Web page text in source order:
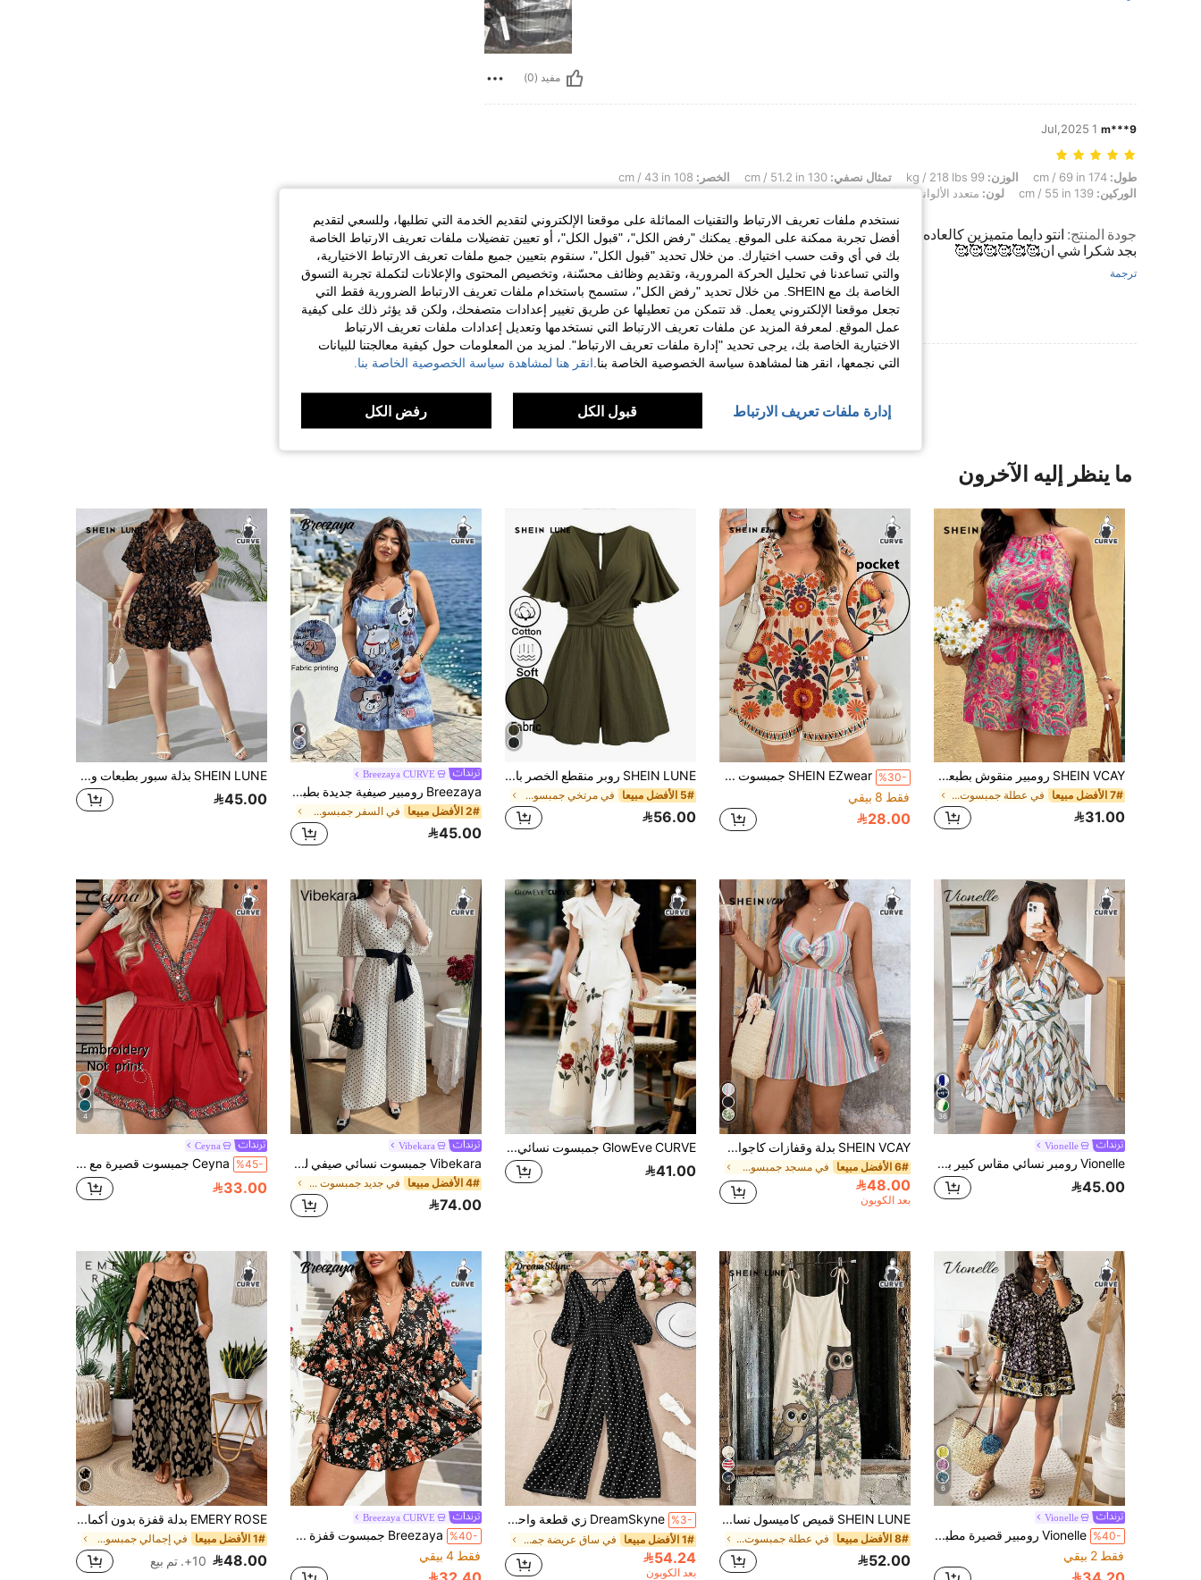
مفيد (0)
m***9
1 Jul,2025
طول: 174 cm / 69 in, الوزن: 99 kg / 218 lbs, تمثال نصفي: 130 cm / 51.2 in, الخصر: 108 cm / 43 in, الوركين: 139 cm / 55 in, لون: متعدد الألوان, مقاس: 1XL
طول: الوزن: تمثال نصفي: الخصر:
الوركين:
لون: متعدد الألوان
جودة المنتج: انتو دايما متميزين كالعاده طبعا ♥️♥️ودايما كل حاجة بجبها من عندكو تحفه وتجنن بجد 💙💙💙💙💙💙💙
بجد شكرا شي ان🥰🥰🥰🥰🥰🥰
ترجمة
مفيد (0)
عرض المزيد من المراجعات
ما ينظر إليه الآخرون
SHEIN VCAY رومبير منقوش بطبعة الزهور فضفاض مناسب للمرأة البدينة، مناسب لارتداءه أثناء الاحتفالات والعطلات والإجازات وأوقات الاسترخاء والرومانسيات، ملابس نسائية على الطراز البوهيمي مناسبة للشاطئ
7# الأفضل مبيعا في عطلة جمبسوت وبدلات الجسم بمقاسات كبيرة
31.00
%30-
SHEIN EZwear جمبسوت قفزة مطبوعة بزهور صغيرة مع ربطة عقدة للنساء ذوات الحجم الكبير، طراز عطلة صيفية، ملابس عيد الحب
فقط 8 بيقي
28.00
SHEIN LUNE روبر منقطع الخصر باللون الصلب المقاس الكبير ، كاجوال صيفي
5# الأفضل مبيعا في مرتخي جمبسوت وبدلات الجسم بمقاسات كبيرة
56.00
Breezaya CURVE
Breezaya رومبير صيفية جديدة بطبعات حيوانات كرتونية للمقاسات الكبيرة، رومبير فضفاضة مريحة للشاطئ والعطلات، عصرية ومنحفة، مناسبة للعطلات الريفية والشاطئية
2# الأفضل مبيعا في السفر جمبسوت وبدلات الجسم بمقاسات كبيرة
45.00
SHEIN LUNE بذلة سبور بطبعات ورود للمقاسات الكبيرة
45.00
36
Vionelle
Vionelle رومبر نسائي مقاس كبير بطبعة زهور وكشكشة وأكمام قصيرة، كاجوال متعدد الاستخدامات، للربيع/الصيف
45.00
SHEIN VCAY بدلة وقفازات كاجوال من المقاس الكبير ذات تصميم كتل اللون والخطوط والفتحات، رومبير بدلة قطعة واحدة أنيقة للنساء لموسم الصيف والأعياد الربيعية والمهرجانات والحفلات البحرية والخريجات وحفلات الزفاف وحفلات البوهيمي والريف
6# الأفضل مبيعا في مسجد جمبسوت وبدلات الجسم بمقاسات كبيرة
48.00
بعد الكوبون
GlowEve CURVE جمبسوت نسائي بياقة وأكمام رفرفة، ساق واسعة، تصميم خصر مشدود - أسلوب كاجوال للعطلات، مناسب للعمل والشاطئ والمواعدة والحفلات واحتفالات العطلات وحفلات أعياد الميلاد. جمبسوت نسائي، جمبسوت أنيق، جمبسوت بطبعة زهرية، جمبسوت للعطلات، جمبسوت طويل، جمبسوت بساق واسعة
41.00
Vibekara
Vibekara جمبسوت نسائي صيفي للربيع والصيف للعطلات، بتصميم حلو وأنيق من قماش منقط، بفتحة جانبية وأكمام مكشكشة وياقة V وخصر مشدود وحافة واسعة، مع حزام فيونكة برباط على الطراز الفرنسي
4# الأفضل مبيعا في جديد جمبسوت مقاسات كبيرة
74.00
4
Ceyna
%45- Ceyna جمبسوت قصيرة مع ربطة خصر وفيونكة، قصة رقبة على شكل V وأكمام ثلاثة أرباع، تطريز دانتيل، طراز أنيق وكلاسيكي، مناسبة للمقاسات الكبيرة
33.00
6
Vionelle
%40-
Vionelle رومبير قصيرة مطبوعة بزهور ملونة للنساء ذوات الحجم الكبير للاستخدام اليومي والعطلات
فقط 2 بيقي
4
SHEIN LUNE قميص كاميسول نسائي مطبوع بصور البوم رومانسي وكاجوال، متعدد الاستخدامات لبداية الصيف، مناسب للبدلة الأنيقة
8# الأفضل مبيعا في عطلة جمبسوت وبدلات الجسم بمقاسات كبيرة
52.00
%3- DreamSkyne زي قطعة واحدة برقع كبير الحجم، ذو طراز بسيط وعصري، مناسب للصيف
1# الأفضل مبيعا في ساق عريضة جمبسوت وبدلات الجسم بمقاسات كبيرة
54.24
بعد الكوبون
Breezaya CURVE
%40-
Breezaya جمبسوت قفزة فضفاضة كاجوال مطبوعة بطراز زهري كلاسيكي مقاس كبير
فقط 4 بيقي
EMERY ROSE بدلة قفزة بدون أكمام مطبوعة بنمط علوي كاسوال مقاس كبير بظهر مكشوف
1# الأفضل مبيعا في إجمالي جمبسوت وبدلات الجسم بمقاسات كبيرة
48.00 10+. تم بيع
نستخدم ملفات تعريف الارتباط والتقنيات المماثلة على موقعنا الإلكتروني لتقديم الخدمة التي تطلبها، وللسعي لتقديم
أفضل تجربة ممكنة على الموقع. يمكنك "رفض الكل"، "قبول الكل"، أو تعيين تفضيلات ملفات تعريف الارتباط الخاصة
بك في أي وقت حسب اختيارك. من خلال تحديد "قبول الكل"، سنقوم بتعيين جميع ملفات تعريف الارتباط الاختيارية،
والتي تساعدنا في تحليل الحركة المرورية، وتقديم وظائف محسّنة، وتخصيص المحتوى والإعلانات لتكملة تجربة التسوق
الخاصة بك مع SHEIN. من خلال تحديد "رفض الكل"، ستسمح باستخدام ملفات تعريف الارتباط الضرورية فقط التي
تجعل موقعنا الإلكتروني يعمل. قد تتمكن من تعطيلها عن طريق تغيير إعدادات متصفحك، ولكن قد يؤثر ذلك على كيفية
عمل الموقع. لمعرفة المزيد عن ملفات تعريف الارتباط التي نستخدمها وتعديل إعدادات ملفات تعريف الارتباط
الاختيارية الخاصة بك، يرجى تحديد "إدارة ملفات تعريف الارتباط". لمزيد من المعلومات حول كيفية معالجتنا للبيانات
التي نجمعها، انقر هنا لمشاهدة سياسة الخصوصية الخاصة بنا. انقر هنا لمشاهدة سياسة الخصوصية الخاصة بنا.
إدارة ملفات تعريف الارتباط قبول الكل رفض الكل